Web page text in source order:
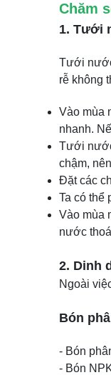
Chăm
1. Tưới
Tưới
rễ không
Vào mùa
nhanh.
Tưới
chậm,
Đặt các
Ta có thể
Vào mùa
nước
2. Dinh
Ngoài
Bón
- Bón
- Bón